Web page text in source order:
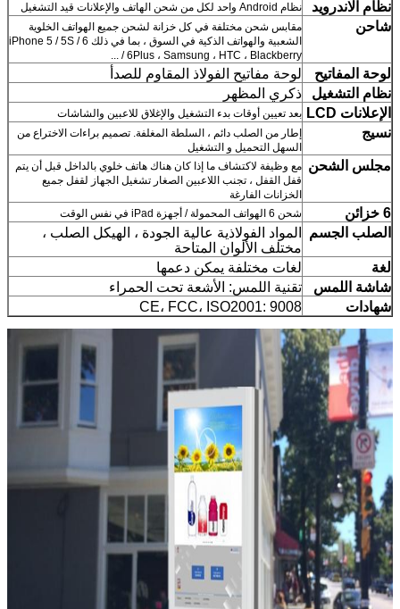
نظام الاندرويد نظام Android واحد لكل من شحن الهاتف والإعلانات قيد التشغيل
شاحن
مقابس شحن مختلفة في كل خزانة لشحن جميع الهواتف الخلوية
الشعبية والهواتف الذكية في السوق ، بما في ذلك iPhone 5 / 5S / 6
/ 6Plus ، Samsung ، HTC ، Blackberry ...
لوحة المفاتيح
لوحة مفاتيح الفولاذ المقاوم للصدأ
نظام التشغيل
ذكري المظهر
الإعلانات LCD
بعد تعيين أوقات بدء التشغيل والإغلاق للاعبين والشاشات
نسيج
إطار من الصلب دائم ، السلطة المغلفة. تصميم براءات الاختراع من
السهل التحميل و التشغيل
مجلس الشحن مع وظيفة لاكتشاف ما إذا كان هناك هاتف خلوي بالداخل قبل أن يتم
قفل القفل ، تجنب اللاعبين الصغار تشغيل الجهاز لقفل جميع
الخزانات الفارغة
6 خزائن شحن 6 الهواتف المحمولة / أجهزة iPad في نفس الوقت
الصلب الجسم
المواد الفولاذية عالية الجودة ، الهيكل الصلب ،
مختلف الألوان المتاحة
لغة
لغات مختلفة يمكن دعمها
شاشة اللمس
تقنية اللمس: الأشعة تحت الحمراء
شهادات
CE، FCC، ISO2001: 9008